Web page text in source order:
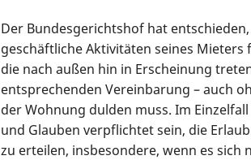
Der Bundesgerichtshof hat
geschäftliche Aktivitäten seines
die nach außen hin in Erscheinung
entsprechenden Vereinbarung – auch
der Wohnung dulden muss. Im
und Glauben verpflichtet sein, die
zu erteilen, insbesondere, wenn es